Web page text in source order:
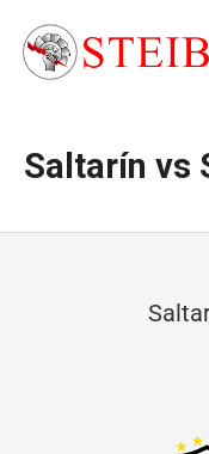
Saltarín vs